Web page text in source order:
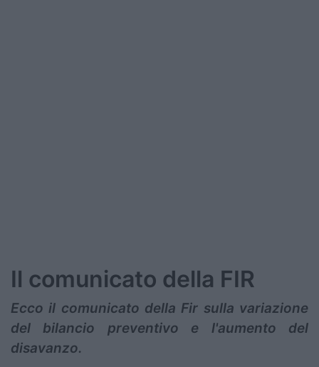
Il comunicato della FIR
Ecco il comunicato della Fir sulla variazione
del bilancio preventivo e l'aumento del
disavanzo.